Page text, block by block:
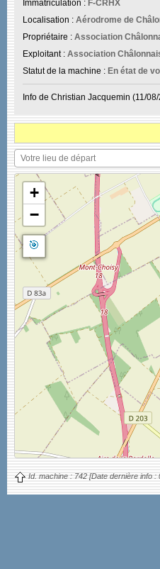
Immatriculation : F-CRHX
Localisation : Aérodrome de
Propriétaire : Association
Exploitant : Association
Statut de la machine : En état de vol
Info de Christian Jacquemin (11/
+
−
🎯
Id. machine : 742 [Date dernière info :